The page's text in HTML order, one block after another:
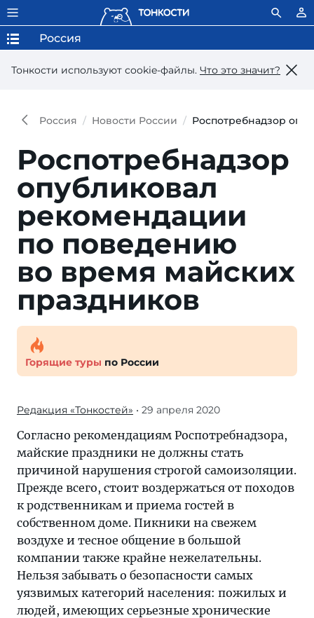
Тонкости используют сookie-файлы. Что это значит?
Россия
Россия Новости России Роспотребнадзор
Роспотребнадзор
опубликовал
рекомендации
по поведению
во время майских
праздников
Горящие туры по России
Редакция «Тонкостей» • 29 апреля 2020
Согласно рекомендациям Роспотребнадзора,
майские праздники не должны стать
причиной нарушения строгой самоизоляции.
Прежде всего, стоит воздержаться от походов
к родственникам и приема гостей в
собственном доме. Пикники на свежем
воздухе и тесное общение в большой
компании также крайне нежелательны.
Нельзя забывать о безопасности самых
уязвимых категорий населения: пожилых и
людей, имеющих серьезные хронические